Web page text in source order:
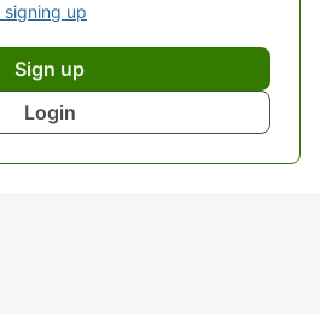
up
Sign up
Login